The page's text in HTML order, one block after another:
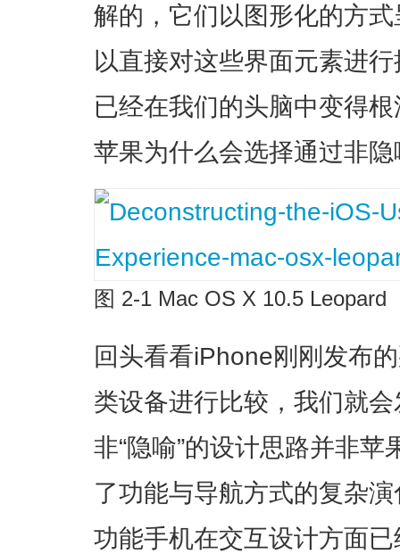
解的，它们以图形化的方
以直接对这些界面元素进
已经在我们的头脑中变得
苹果为什么会选择通过非
图 2-1 Mac OS X 10.5 Leopard
回头看看iPhone刚刚发布
类设备进行比较，我们就
非“隐喻”的设计思路并非
了功能与导航方式的复杂
功能手机在交互设计方面